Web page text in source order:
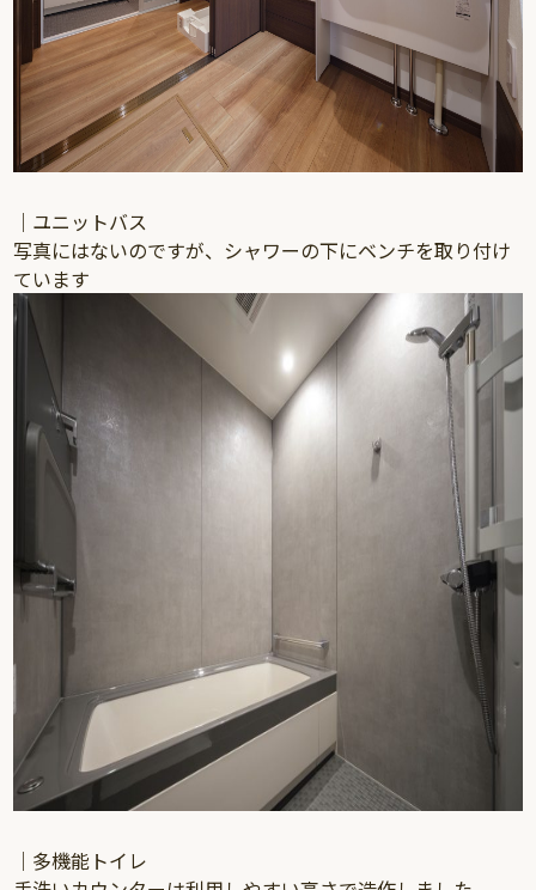
｜ユニットバス
写真にはないのですが、シャワーの下にベンチを取り付け
ています
｜多機能トイレ